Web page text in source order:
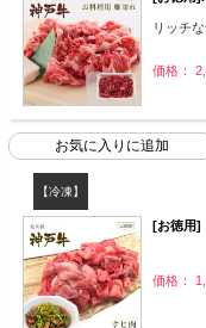
リッチ
価格：
【冷凍】
[お徳用]
価格：